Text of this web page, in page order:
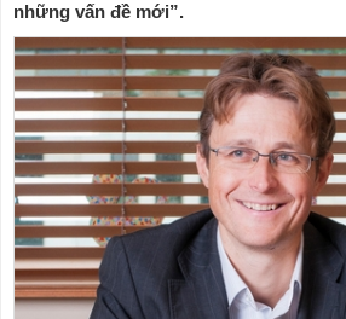
những vấn đề mới”.